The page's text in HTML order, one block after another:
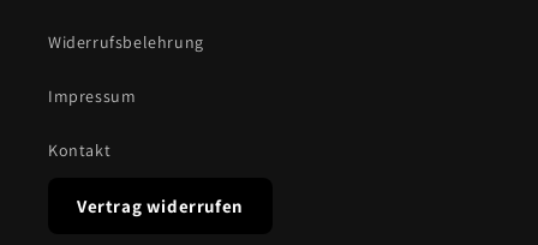
Widerrufsbelehrung
Impressum
Kontakt
Vertrag widerrufen